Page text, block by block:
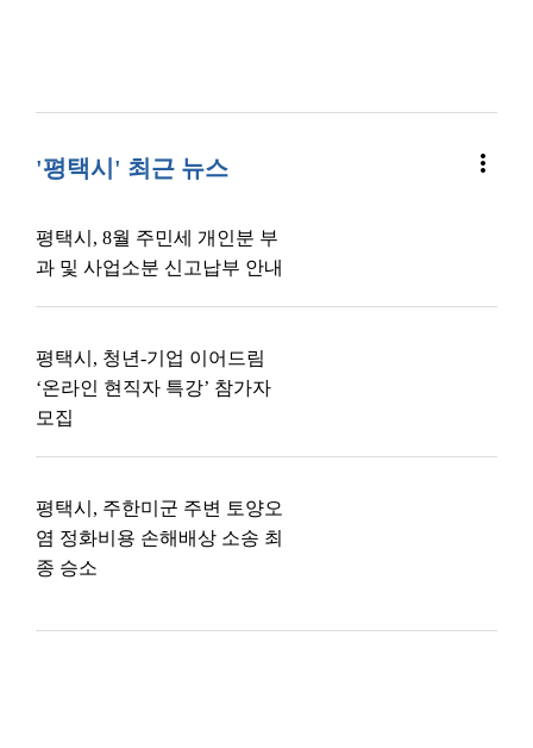
'평택시' 최근 뉴스 more_vert
평택시, 8월 주민세 개인분 부
과 및 사업소분 신고납부 안내
평택시, 청년-기업 이어드림
‘온라인 현직자 특강’ 참가자
모집
평택시, 주한미군 주변 토양오
염 정화비용 손해배상 소송 최
종 승소